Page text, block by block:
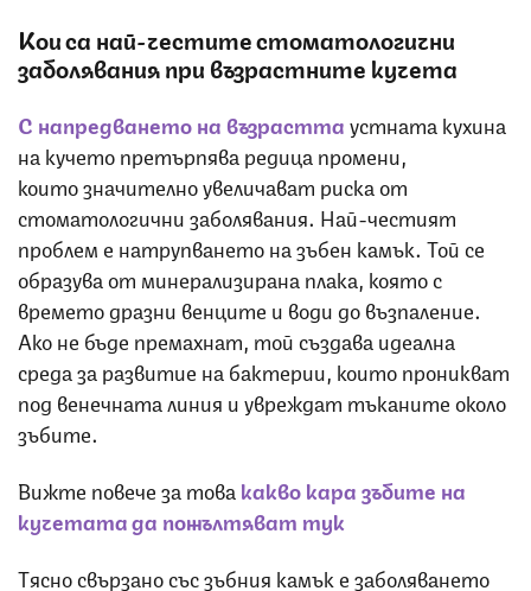
Кои са най-честитестоматологични
заболяванияпри възрастните кучета
С напредването на възрасттаустната кухина
на кучето претърпява редица промени,
които значително увеличават риска от
стоматологични заболявания. Най-честият
проблем е натрупването на зъбен камък. Той се
образува от минерализирана плака, която с
времето дразни венците и води до възпаление.
Ако не бъде премахнат, той създава идеална
среда за развитие на бактерии, които проникват
под венечната линия и увреждат тъканите около
зъбите.
Вижте повече за това какво кара зъбите на
кучетата да пожълтяват тук
Тясно свързано със зъбния камък е заболяването